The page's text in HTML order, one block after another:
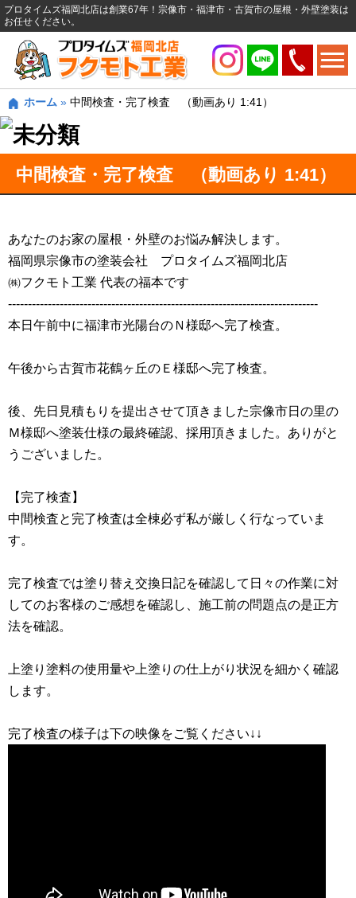
プロタイムズ福岡北店は創業67年！宗像市・福津市・古賀市の屋根・外壁塗装は
お任せください。
ホーム » 中間検査・完了検査 （動画あり 1:41）
中間検査・完了検査 （動画あり 1:41）
あなたのお家の屋根・外壁のお悩み解決します。
福岡県宗像市の塗装会社 プロタイムズ福岡北店
㈱フクモト工業 代表の福本です
------------------------------------------------------------------------------
本日午前中に福津市光陽台のＮ様邸へ完了検査。
午後から古賀市花鶴ヶ丘のＥ様邸へ完了検査。
後、先日見積もりを提出させて頂きました宗像市日の里の
Ｍ様邸へ塗装仕様の最終確認、採用頂きました。ありがと
うございました。
【完了検査】
中間検査と完了検査は全棟必ず私が厳しく行なっていま
す。
完了検査では塗り替え交換日記を確認して日々の作業に対
してのお客様のご感想を確認し、施工前の問題点の是正方
法を確認。
上塗り塗料の使用量や上塗りの仕上がり状況を細かく確認
します。